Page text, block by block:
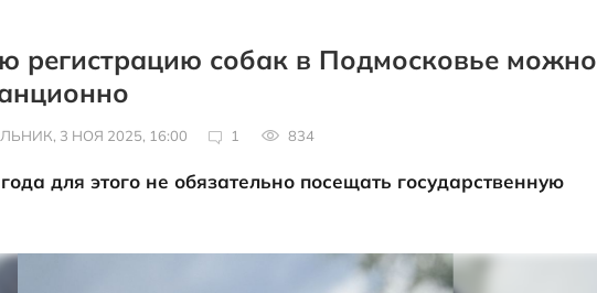
регистрацию собак в Подмосковье можно
3 НОЯ 2025, 16:00 1 834
для этого не обязательно посещать государственную